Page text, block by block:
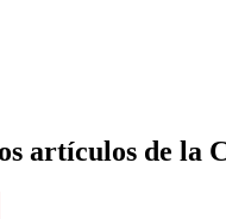
artículos de la